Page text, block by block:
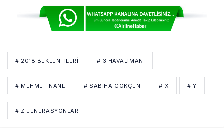
# 2018 BEKLENTILERI # 3.HAVALIMANI
# MEHMET NANE # SABIHA GÖKÇEN # X # Y
# Z JENERASYONLARI